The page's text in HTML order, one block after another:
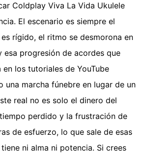
Coldplay Viva La Vida Ukulele
El escenario es siempre el
rígido, el ritmo se desmorona en
esa progresión de acordes que
en los tutoriales de YouTube
una marcha fúnebre en lugar de un
real no es solo el dinero del
perdido y la frustración de
de esfuerzo, lo que sale de esas
ni alma ni potencia. Si crees